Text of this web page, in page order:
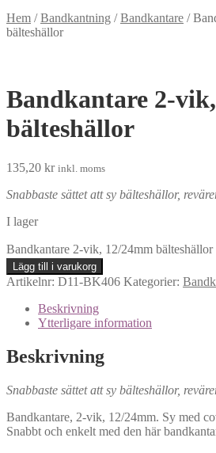
Hem /Bandkantning /Bandkantare /
bälteshällor
Bandkantare 2-
bälteshällor
135,20 kr inkl. moms
Snabbaste sättet att sy bälteshällor,
I lager
Bandkantare 2-vik, 12/24mm bälteshällor
Lägg till i varukorg
Artikelnr: D11-BK406 Kategorier:
Beskrivning
Ytterligare information
Beskrivning
Snabbaste sättet att sy bälteshällor,
Bandkantare, 2-vik, 12/24mm. Sy med
Snabbt och enkelt med den här